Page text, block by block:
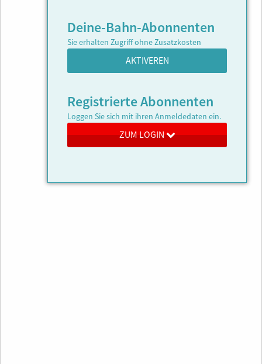
Deine-Bahn-Abonnenten
Sie erhalten Zugriff ohne Zusatzkosten
AKTIVEREN
Registrierte Abonnenten
Loggen Sie sich mit ihren Anmeldedaten ein.
ZUM LOGIN